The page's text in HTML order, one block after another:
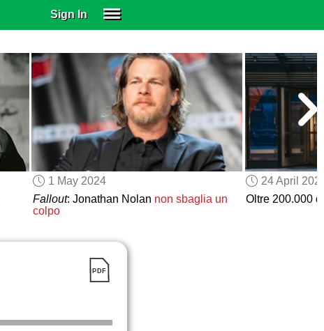
Sign In
SUBSCRIBE
EDUCATIONAL LICENSES
GIFT CARDS
OTHER LANGUAGES
ABOUT US
ALEXA
ADJUST COLORS
1 May 2024
Fallout: Jonathan Nolan non sbaglia un
colpo
24 April
Oltre 200.000